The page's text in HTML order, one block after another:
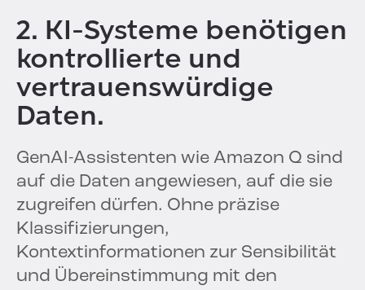
2. KI-Systeme benötigen
kontrollierte und
vertrauenswürdige
Daten.
GenAI-Assistenten wie Amazon Q sind
auf die Daten angewiesen, auf die sie
zugreifen dürfen. Ohne präzise
Klassifizierungen,
Kontextinformationen zur Sensibilität
und Übereinstimmung mit den